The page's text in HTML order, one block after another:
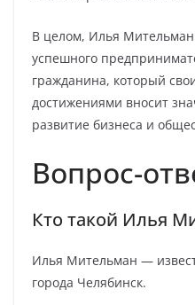
В целом, Илья
успешного
гражданина, который
достижениями вносит
развитие бизнеса и
Вопрос-
Кто такой Илья
Илья Мительман —
города Челябинск.